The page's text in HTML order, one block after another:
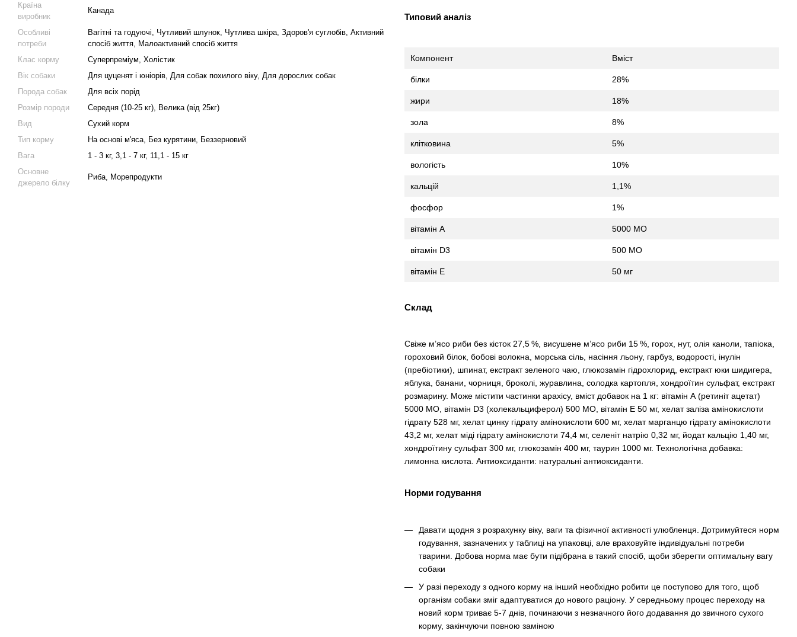
Країна
виробник
Канада
Особливі
потреби
Вагітні та годуючі, Чутливий шлунок, Чутлива шкіра, Здоров'я суглобів, Активний
спосіб життя, Малоактивний спосіб життя
Клас корму
Суперпреміум, Холістик
Вік собаки
Для цуценят і юніорів, Для собак похилого віку, Для дорослих собак
Порода собак
Для всіх порід
Розмір породи
Середня (10-25 кг), Велика (від 25кг)
Вид
Сухий корм
Тип корму
На основі м'яса, Без курятини, Беззерновий
Вага
1 - 3 кг, 3,1 - 7 кг, 11,1 - 15 кг
Основне
джерело білку
Риба, Морепродукти
Типовий аналіз
Компонент Вміст
білки 28%
жири 18%
зола 8%
клітковина 5%
вологість 10%
кальцій 1,1%
фосфор 1%
вітамін А 5000 МО
вітамін D3 500 МО
вітамін E 50 мг
Склад
Свіже м’ясо риби без кісток 27,5 %, висушене м’ясо риби 15 %, горох, нут, олія каноли, тапіока,
гороховий білок, бобові волокна, морська сіль, насіння льону, гарбуз, водорості, інулін
(пребіотики), шпинат, екстракт зеленого чаю, глюкозамін гідрохлорид, екстракт юки шидигера,
яблука, банани, чорниця, броколі, журавлина, солодка картопля, хондроїтин сульфат, екстракт
розмарину. Може містити частинки арахісу, вміст добавок на 1 кг: вітамін А (ретиніт ацетат)
5000 МО, вітамін D3 (холекальциферол) 500 МО, вітамін Е 50 мг, хелат заліза амінокислоти
гідрату 528 мг, хелат цинку гідрату амінокислоти 600 мг, хелат марганцю гідрату амінокислоти
43,2 мг, хелат міді гідрату амінокислоти 74,4 мг, селеніт натрію 0,32 мг, йодат кальцію 1,40 мг,
хондроїтину сульфат 300 мг, глюкозамін 400 мг, таурин 1000 мг. Технологічна добавка:
лимонна кислота. Антиоксиданти: натуральні антиоксиданти.
Норми годування
Давати щодня з розрахунку віку, ваги та фізичної активності улюбленця. Дотримуйтеся норм
годування, зазначених у таблиці на упаковці, але враховуйте індивідуальні потреби
тварини. Добова норма має бути підібрана в такий спосіб, щоби зберегти оптимальну вагу
собаки
У разі переходу з одного корму на інший необхідно робити це поступово для того, щоб
організм собаки зміг адаптуватися до нового раціону. У середньому процес переходу на
новий корм триває 5-7 днів, починаючи з незначного його додавання до звичного сухого
корму, закінчуючи повною заміною